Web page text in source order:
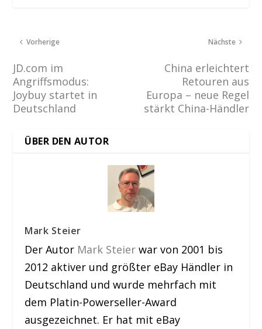
Vorherige
JD.com im
Angriffsmodus:
Joybuy startet in
Deutschland
Nächste
China erleichtert
Retouren aus
Europa – neue Regel
stärkt China-Händler
ÜBER DEN AUTOR
Mark Steier
Der Autor Mark Steier war von 2001 bis
2012 aktiver und größter eBay Händler in
Deutschland und wurde mehrfach mit
dem Platin-Powerseller-Award
ausgezeichnet. Er hat mit eBay